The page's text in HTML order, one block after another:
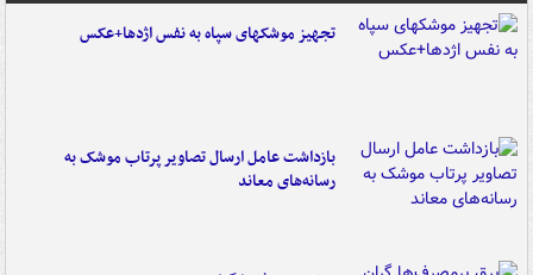
تجهیز موشکهای سپاه به نفس اژدها+عکس
بازداشت عامل ارسال تصاویر پرتاب موشک به
رسانه‌های معاند